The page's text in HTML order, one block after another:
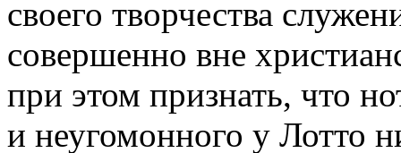
своего творчества
совершенно вне
при этом признать, что
и неугомонного у Лотто